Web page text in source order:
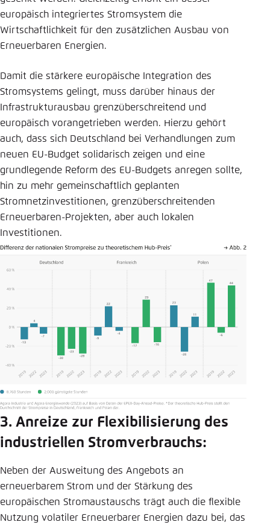
europäisch integriertes Stromsystem die
Wirtschaftlichkeit für den zusätzlichen Ausbau von
Erneuerbaren Energien.
Damit die stärkere europäische Integration des
Stromsystems gelingt, muss darüber hinaus der
Infrastrukturausbau grenzüberschreitend und
europäisch vorangetrieben werden. Hierzu gehört
auch, dass sich Deutschland bei Verhandlungen zum
neuen EU-Budget solidarisch zeigen und eine
grundlegende Reform des EU-Budgets anregen sollte,
hin zu mehr gemeinschaftlich geplanten
Stromnetzinvestitionen, grenzüberschreitenden
Erneuerbaren-Projekten, aber auch lokalen
Investitionen.
3. Anreize zur Flexibilisierung des
industriellen Stromverbrauchs:
Neben der Ausweitung des Angebots an
erneuerbarem Strom und der Stärkung des
europäischen Stromaustauschs trägt auch die flexible
Nutzung volatiler Erneuerbarer Energien dazu bei, das